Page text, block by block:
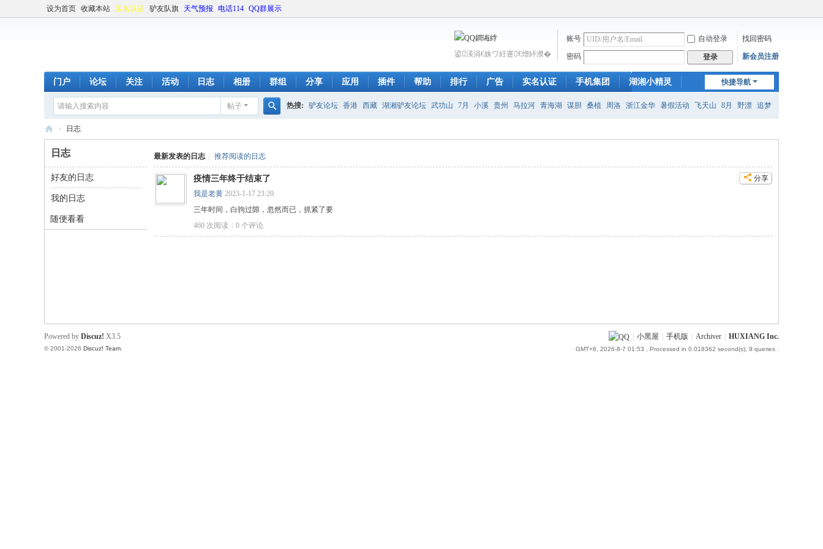
设为首页 收藏本站 实名认证 驴友队旗 天气预报 电话114 QQ群展示
账号 自动登录 找回密码
密码 登录 新会员注册
鍙渶涓€姝ワ紝蹇€熷紑濮�
快捷导航
门户 论坛 关注 活动 日志 相册 群组 分享 应用 插件 帮助 排行 广告 实名认证 手机集团
湖湘小精灵
新门户
帖子
索
热搜: 驴友论坛 香港 西藏 湖湘驴友论坛 武功山 7月 小溪 贵州 马拉河 青海湖 谋胆 桑植 周洛 浙江金华 暑假活动 飞天山 8月 野漂 追梦
湖
驴
友
社
› 日志
日志
好友的日志
我的日志
随便看看
最新发表的日志 推荐阅读的日志
分享
疫情三年终于结束了
我是老黄 2023-1-17 23:20
三年时间，白驹过隙，忽然而已，抓紧了要
460 次阅读
0 个评论
小黑屋 手机版 Archiver HUXIANG Inc.
GMT+8, 2026-8-7 01:53 , Processed in 0.018362 second(s), 9 queries .
Powered by Discuz! X3.5
© 2001-2026 Discuz! Team